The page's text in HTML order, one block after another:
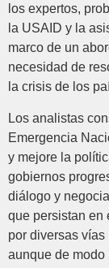
los expertos,
la USAID y la
marco de un
necesidad de
la crisis de los
Los analistas
Emergencia
y mejore la
gobiernos
diálogo y
que persistan en
por diversas
aunque de modo